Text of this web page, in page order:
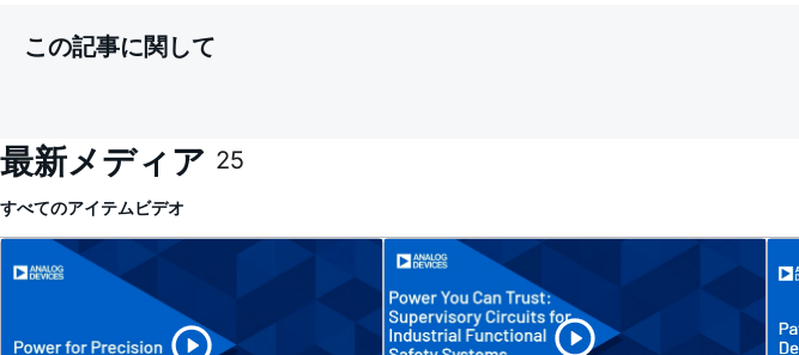
この記事に関して
最新メディア 25
すべてのアイテムビデオ